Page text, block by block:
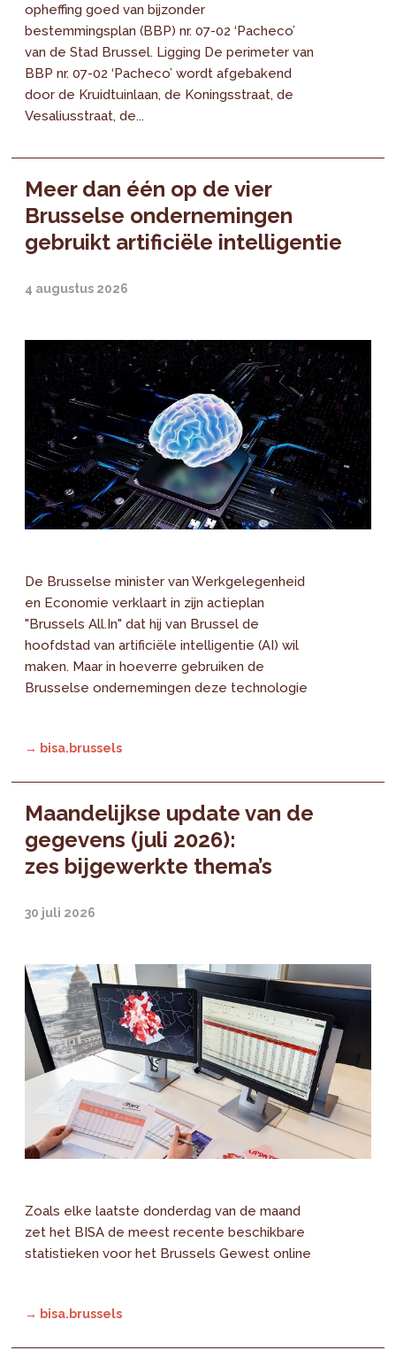
opheffing goed van bijzonder
bestemmingsplan (BBP) nr. 07-02 ‘Pacheco’
van de Stad Brussel. Ligging De perimeter van
BBP nr. 07-02 ‘Pacheco’ wordt afgebakend
door de Kruidtuinlaan, de Koningsstraat, de
Vesaliusstraat, de...
Meer dan één op de vier
Brusselse ondernemingen
gebruikt artificiële intelligentie
4 augustus 2026
De Brusselse minister van Werkgelegenheid
en Economie verklaart in zijn actieplan
"Brussels All.In" dat hij van Brussel de
hoofdstad van artificiële intelligentie (AI) wil
maken. Maar in hoeverre gebruiken de
Brusselse ondernemingen deze technologie
→ bisa.brussels
Maandelijkse update van de
gegevens (juli 2026):
zes bijgewerkte thema’s
30 juli 2026
Zoals elke laatste donderdag van de maand
zet het BISA de meest recente beschikbare
statistieken voor het Brussels Gewest online
→ bisa.brussels